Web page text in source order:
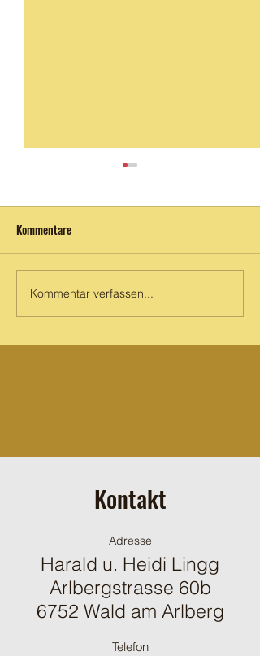
Eröffnung
Kommentare
Kommentar verfassen...
Kontakt
Adresse
Harald u. Heidi Lingg
Arlbergstrasse 60b
6752 Wald am Arlberg
Telefon